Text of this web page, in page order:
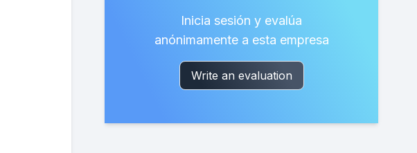
Inicia sesión y evalúa
anónimamente a esta empresa
Write an evaluation